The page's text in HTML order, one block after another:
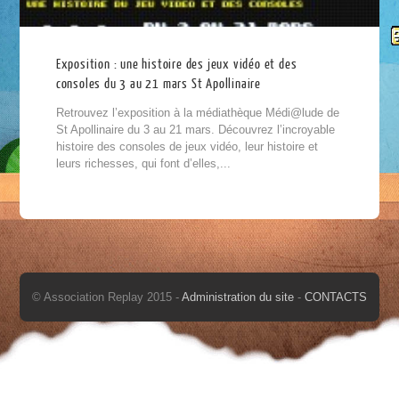
Exposition : une histoire des jeux vidéo et des
consoles du 3 au 21 mars St Apollinaire
Retrouvez l’exposition à la médiathèque Médi@lude de
St Apollinaire du 3 au 21 mars. Découvrez l’incroyable
histoire des consoles de jeux vidéo, leur histoire et
leurs richesses, qui font d’elles,...
© Association Replay 2015 - Administration du site - CONTACTS